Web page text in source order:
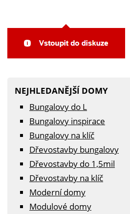
NEJHLEDANĚJŠÍ DOMY
Bungalovy do L
Bungalovy inspirace
Bungalovy na klíč
Dřevostavby bungalovy
Dřevostavby do 1,5mil
Dřevostavby na klíč
Moderní domy
Modulové domy